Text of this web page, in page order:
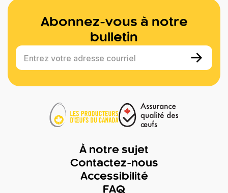
Abonnez-vous à notre
bulletin
Entrez votre adresse courriel
À notre sujet
Contactez-nous
Accessibilité
FAQ